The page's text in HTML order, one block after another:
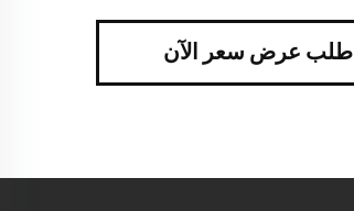
اطلب عرض سعر الآن